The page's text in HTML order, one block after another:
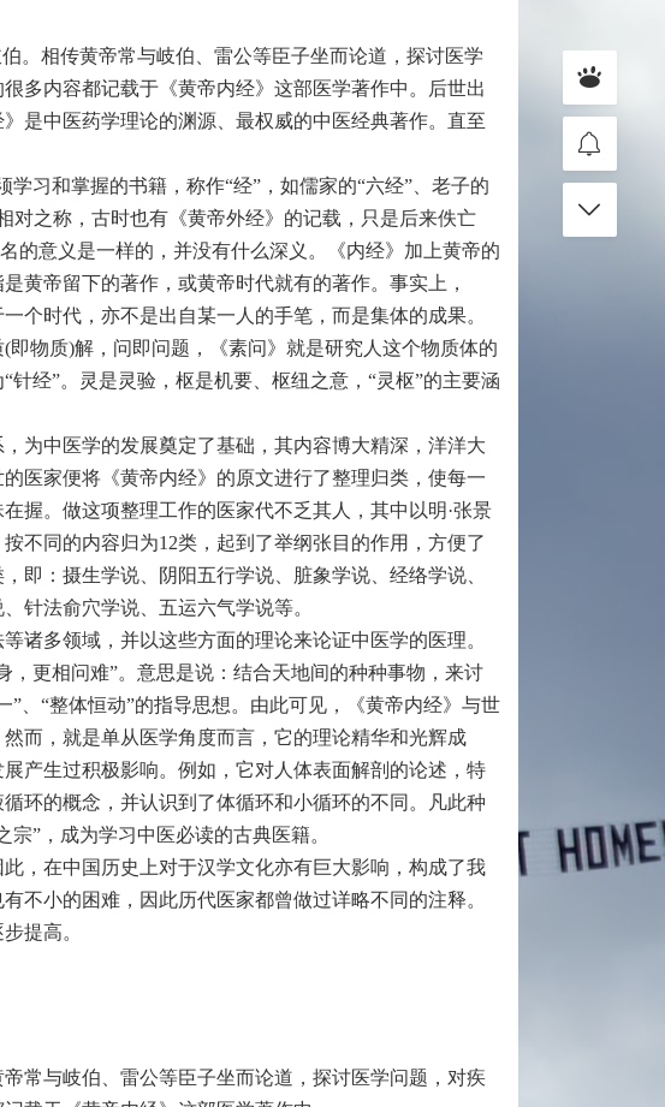
。相传黄帝常与岐伯、雷公等臣子坐而论道，探讨医学
多内容都记载于《黄帝内经》这部医学著作中。后世出
是中医药学理论的渊源、最权威的中医经典著作。直至
习和掌握的书籍，称作“经”，如儒家的“六经”、老子的
对之称，古时也有《黄帝外经》的记载，只是后来佚亡
的意义是一样的，并没有什么深义。《内经》加上黄帝的
黄帝留下的著作，或黄帝时代就有的著作。事实上，
个时代，亦不是出自某一人的手笔，而是集体的成果。
物质)解，问即问题，《素问》就是研究人这个物质体的
经”。灵是灵验，枢是机要、枢纽之意，“灵枢”的主要涵
为中医学的发展奠定了基础，其内容博大精深，洋洋大
医家便将《黄帝内经》的原文进行了整理归类，使每一
握。做这项整理工作的医家代不乏其人，其中以明·张景
不同的内容归为12类，起到了举纲张目的作用，方便了
即：摄生学说、阴阳五行学说、脏象学说、经络学说、
针法俞穴学说、五运六气学说等。
诸多领域，并以这些方面的理论来论证中医学的医理。
更相问难”。意思是说：结合天地间的种种事物，来讨
、“整体恒动”的指导思想。由此可见，《黄帝内经》与世
而，就是单从医学角度而言，它的理论精华和光辉成
产生过积极影响。例如，它对人体表面解剖的论述，特
环的概念，并认识到了体循环和小循环的不同。凡此种
”，成为学习中医必读的古典医籍。
，在中国历史上对于汉学文化亦有巨大影响，构成了我
不小的困难，因此历代医家都曾做过详略不同的注释。
提高。
常与岐伯、雷公等臣子坐而论道，探讨医学问题，对疾